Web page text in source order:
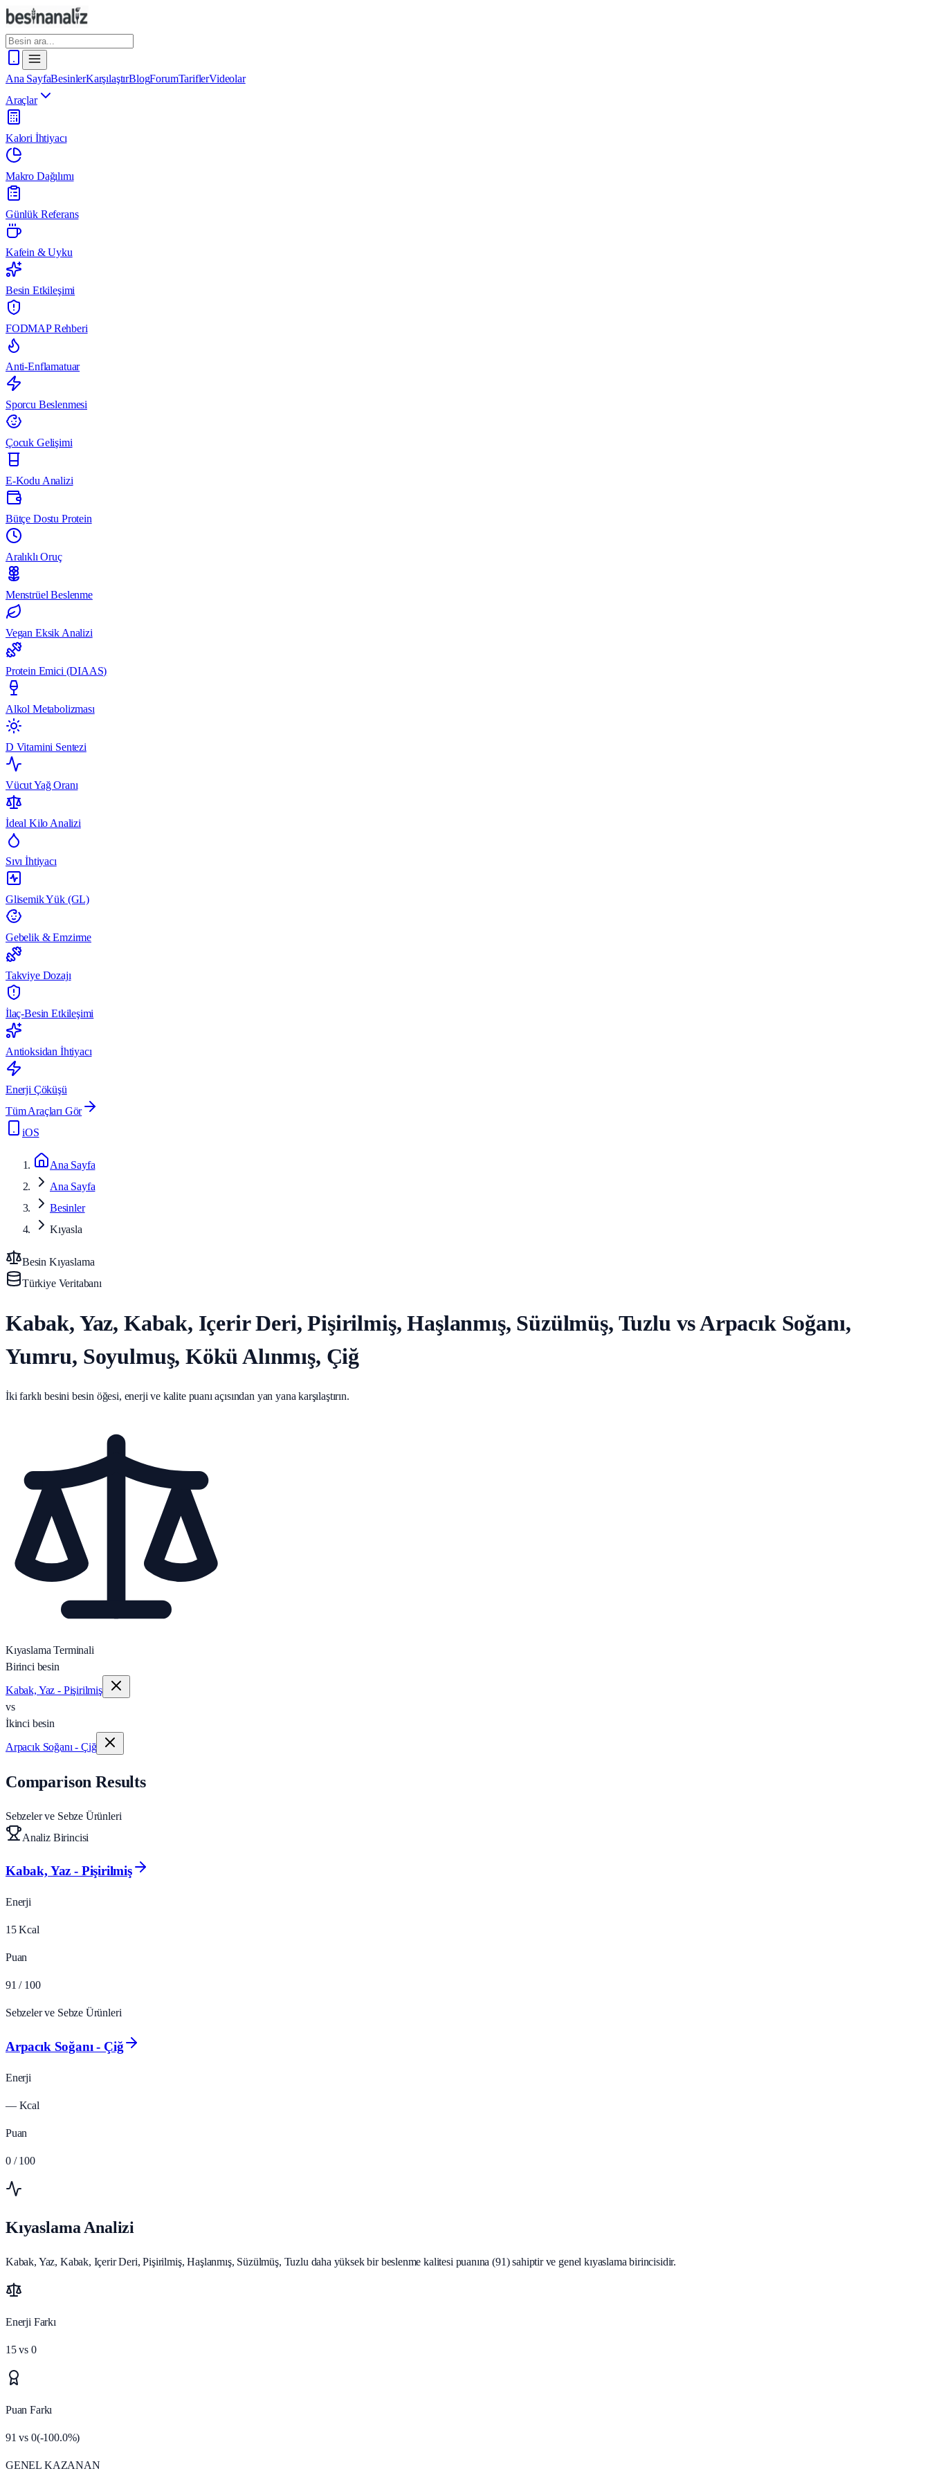
Ana SayfaBesinlerKarşılaştırBlogForumTariflerVideolar
Araçlar
Kalori İhtiyacı
Makro Dağılımı
Günlük Referans
Kafein & Uyku
Besin Etkileşimi
FODMAP Rehberi
Anti-Enflamatuar
Sporcu Beslenmesi
Çocuk Gelişimi
E-Kodu Analizi
Bütçe Dostu Protein
Aralıklı Oruç
Menstrüel Beslenme
Vegan Eksik Analizi
Protein Emici (DIAAS)
Alkol Metabolizması
D Vitamini Sentezi
Vücut Yağ Oranı
İdeal Kilo Analizi
Sıvı İhtiyacı
Glisemik Yük (GL)
Gebelik & Emzirme
Takviye Dozajı
İlaç-Besin Etkileşimi
Antioksidan İhtiyacı
Enerji Çöküşü
Tüm Araçları Gör
iOS
Ana Sayfa
Ana Sayfa
Besinler
Kıyasla
Besin Kıyaslama
Türkiye Veritabanı
Kabak, Yaz, Kabak, Içerir Deri, Pişirilmiş, Haşlanmış, Süzülmüş, Tuzlu vs Arpacık Soğanı,
Yumru, Soyulmuş, Kökü Alınmış, Çiğ
İki farklı besini besin öğesi, enerji ve kalite puanı açısından yan yana karşılaştırın.
Kıyaslama Terminali
Birinci besin
Kabak, Yaz - Pişirilmiş
vs
İkinci besin
Arpacık Soğanı - Çiğ
Comparison Results
Sebzeler ve Sebze Ürünleri
Analiz Birincisi
Kabak, Yaz - Pişirilmiş
Enerji
15 Kcal
Puan
91 / 100
Sebzeler ve Sebze Ürünleri
Arpacık Soğanı - Çiğ
Enerji
— Kcal
Puan
0 / 100
Kıyaslama Analizi
Kabak, Yaz, Kabak, Içerir Deri, Pişirilmiş, Haşlanmış, Süzülmüş, Tuzlu daha yüksek bir beslenme kalitesi puanına (91) sahiptir ve genel kıyaslama birincisidir.
Enerji Farkı
15vs 0
Puan Farkı
91 vs 0(-100.0%)
GENEL KAZANAN